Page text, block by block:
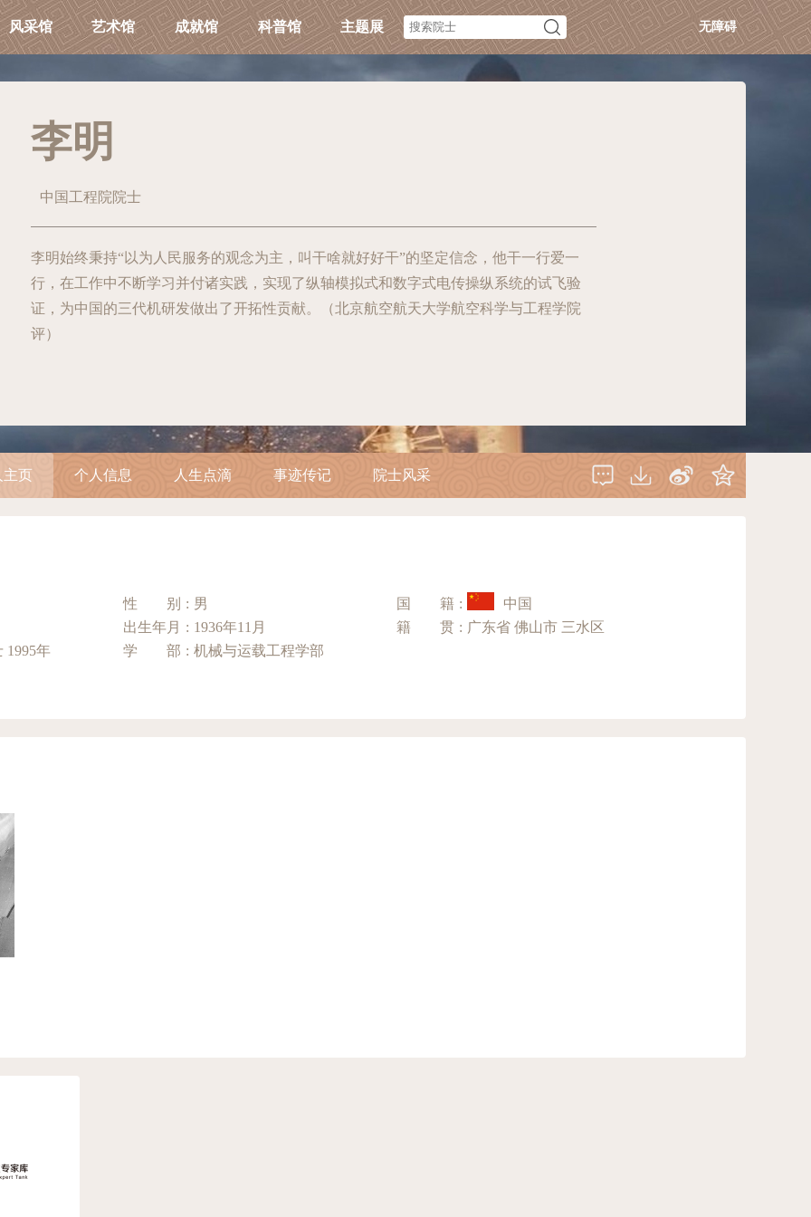
风采馆 艺术馆 成就馆 科普馆 主题展 无障碍
李明
中国工程院院士
李明始终秉持“以为人民服务的观念为主，叫干啥就好好干”的坚定信念，他干一行爱一
行，在工作中不断学习并付诸实践，实现了纵轴模拟式和数字式电传操纵系统的试飞验
证，为中国的三代机研发做出了开拓性贡献。（北京航空航天大学航空科学与工程学院
评）
主页 个人信息 人生点滴 事迹传记 院士风采
中国工程院院士 1995年
性别 : 男
出生年月 : 1936年11月
学部 : 机械与运载工程学部
国籍 :
中国
籍贯 : 广东省 佛山市 三水区